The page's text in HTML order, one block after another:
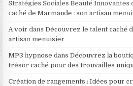
Stratégies Sociales Beauté Innovantes
caché de Marmande : son artisan
A voir dansDécouvrez le talent caché
artisan menuisier
MP3 hypnose dansDécouvrez la
trésor caché pour des trouvailles
Création de rangements : Idées pour